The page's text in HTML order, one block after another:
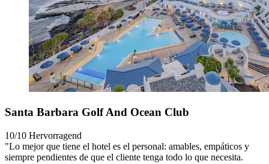
Santa Barbara Golf And Ocean Club
10/10 Hervorragend
"Lo mejor que tiene el hotel es el personal: amables, empáticos y
siempre pendientes de que el cliente tenga todo lo que necesita.